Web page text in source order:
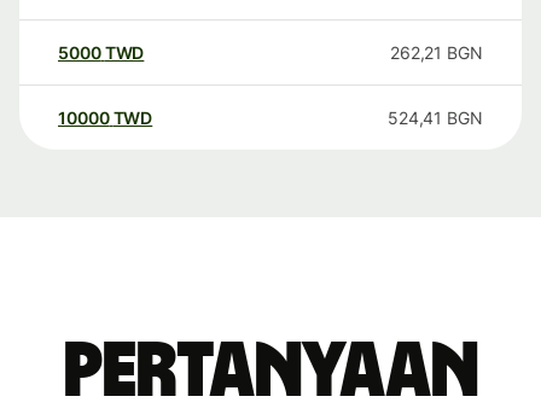
5000TWD 262,21 BGN
10000 TWD 524,41 BGN
Pertanyaan